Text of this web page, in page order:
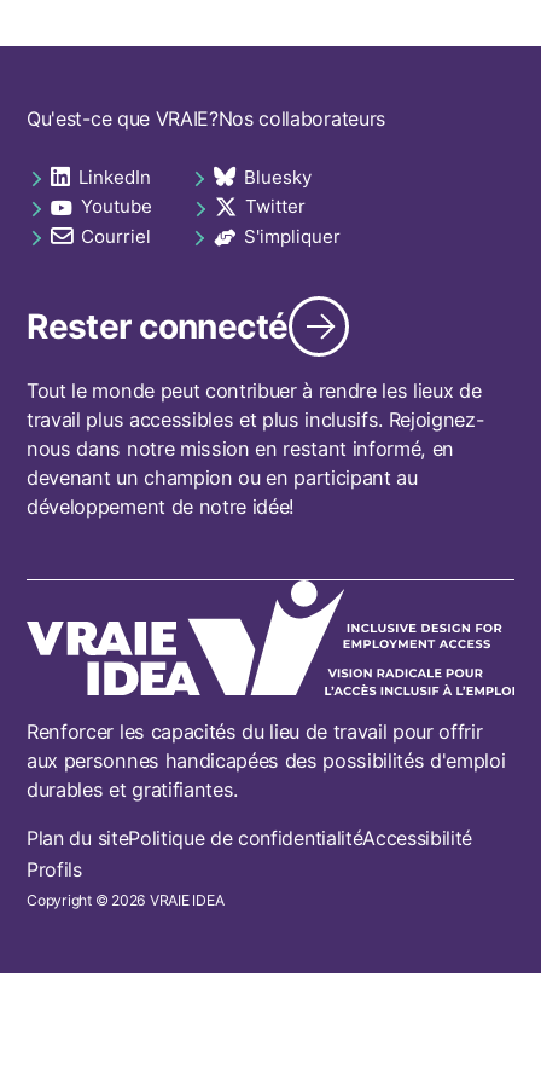
Renforcer les capacités du lieu de travail pour offrir
aux personnes handicapées des possibilités d'emploi
durables et gratifiantes.
Footer
Plan du sitePolitique de confidentialitéAccessibilité
Profils
Copyright © 2026 VRAIE IDEA
Footer
Qu'est-ce que VRAIE?Nos collaborateurs
Social
links
footer
LinkedIn
opens in a new tab Bluesky
opens in a new tab
Youtube
opens in a new tab Twitter
opens in a new tab
Courriel
opens in a new tab S'impliquer
opens in a new tab
Rester connecté
Tout le monde peut contribuer à rendre les lieux de
travail plus accessibles et plus inclusifs. Rejoignez-
nous dans notre mission en restant informé, en
devenant un champion ou en participant au
développement de notre idée!